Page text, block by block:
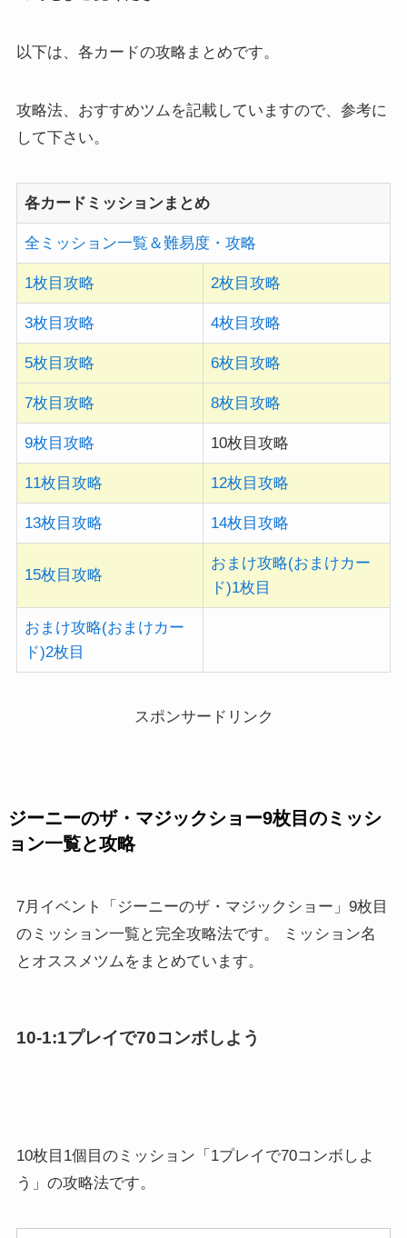
以下は、各カードの攻略まとめです。
攻略法、おすすめツムを記載していますので、参考に
して下さい。
各カードミッションまとめ
全ミッション一覧＆難易度・攻略
1枚目攻略 2枚目攻略
3枚目攻略 4枚目攻略
5枚目攻略 6枚目攻略
7枚目攻略 8枚目攻略
9枚目攻略 10枚目攻略
11枚目攻略 12枚目攻略
13枚目攻略 14枚目攻略
15枚目攻略
おまけ攻略(おまけカー
ド)1枚目
おまけ攻略(おまけカー
ド)2枚目
スポンサードリンク
ジーニーのザ・マジックショー9枚目のミッシ
ョン一覧と攻略
7月イベント「ジーニーのザ・マジックショー」9枚目
のミッション一覧と完全攻略法です。 ミッション名
とオススメツムをまとめています。
10-1:1プレイで70コンボしよう
10枚目1個目のミッション「1プレイで70コンボしよ
う」の攻略法です。